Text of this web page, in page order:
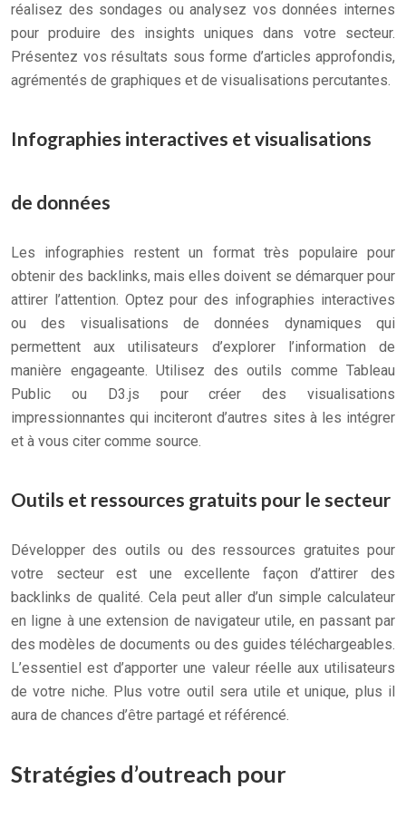
réalisez des sondages ou analysez vos données internes
pour produire des insights uniques dans votre secteur.
Présentez vos résultats sous forme d’articles approfondis,
agrémentés de graphiques et de visualisations percutantes.
Infographies interactives et visualisations
de données
Les infographies restent un format très populaire pour
obtenir des backlinks, mais elles doivent se démarquer pour
attirer l’attention. Optez pour des infographies interactives
ou des visualisations de données dynamiques qui
permettent aux utilisateurs d’explorer l’information de
manière engageante. Utilisez des outils comme Tableau
Public ou D3.js pour créer des visualisations
impressionnantes qui inciteront d’autres sites à les intégrer
et à vous citer comme source.
Outils et ressources gratuits pour le secteur
Développer des outils ou des ressources gratuites pour
votre secteur est une excellente façon d’attirer des
backlinks de qualité. Cela peut aller d’un simple calculateur
en ligne à une extension de navigateur utile, en passant par
des modèles de documents ou des guides téléchargeables.
L’essentiel est d’apporter une valeur réelle aux utilisateurs
de votre niche. Plus votre outil sera utile et unique, plus il
aura de chances d’être partagé et référencé.
Stratégies d’outreach pour